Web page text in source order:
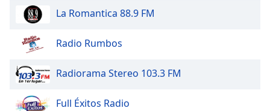
La Romantica 88.9 FM
Radio Rumbos
Radiorama Stereo 103.3 FM
Full Éxitos Radio